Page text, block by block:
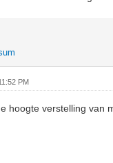
PM
hoogte verstelling van